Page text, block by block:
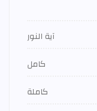
آية النور
كامل
كاملة